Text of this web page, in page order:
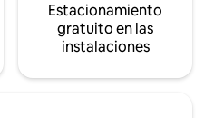
Estacionamiento
gratuito en las
instalaciones